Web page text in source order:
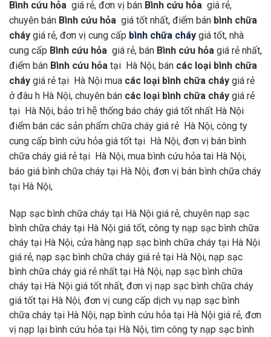
Bình cứu hỏa giá rẻ, đơn vị bán Bình cứu hỏa giá rẻ,
chuyên bán Bình cứu hỏa giá tốt nhất, điểm bán bình chữa
cháy giá rẻ, đơn vị cung cấp bình chữa cháy giá tốt, nhà
cung cấp Bình cứu hỏa giá rẻ, bán Bình cứu hỏa giá rẻ nhất,
điểm bán Bình cứu hỏa tại Hà Nội, bán các loại bình chữa
cháy giá rẻ tại Hà Nội mua các loại bình chữa cháy giá rẻ
ở đâu h Hà Nội, chuyên bán các loại bình chữa cháy giá rẻ
tại Hà Nội, bảo trì hệ thống báo cháy giá tốt nhất Hà Nội
điểm bán các sản phẩm chữa cháy giá rẻ Hà Nội, công ty
cung cấp bình cứu hỏa giá tốt tại Hà Nội, đơn vị bán bình
chữa cháy giá rẻ tại Hà Nội, mua bình cứu hỏa tai Hà Nội,
báo giá bình chữa cháy tại Hà Nội, đơn vị bán bình chữa cháy
tại Hà Nội,
Nạp sạc bình chữa cháy tại Hà Nội giá rẻ, chuyên nạp sạc
bình chữa cháy tại Hà Nội giá tốt, công ty nạp sạc bình chữa
cháy tại Hà Nội, cửa hàng nạp sạc bình chữa cháy tại Hà Nội
giá rẻ, nạp sạc bình chữa cháy giá rẻ tại Hà Nội, nạp sạc
bình chữa cháy giá rẻ nhất tại Hà Nội, nạp sạc bình chữa
cháy tại Hà Nội giá tốt nhất, đơn vị nạp sạc bình chữa cháy
giá tốt tại Hà Nội, đơn vị cung cấp dịch vụ nạp sạc bình
chữa cháy tại Hà Nội, nạp bình cứu hỏa tại Hà Nội giá rẻ, đơn
vị nạp lại bình cứu hỏa tại Hà Nội, tìm công ty nạp sạc bình